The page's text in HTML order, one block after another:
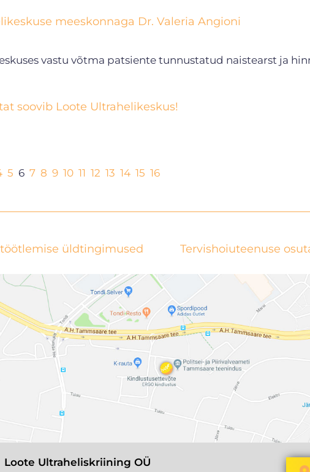
meeskonnaga Dr. Valeria Angioni
vastu võtma patsiente tunnustatud naistearst ja
soovib Loote Ultrahelikeskus!
5 6 7 8 9 10 11 12 13 14 15 16
üldtingimused Tervishoiuteenuse
Loote Ultraheliskriining OÜ